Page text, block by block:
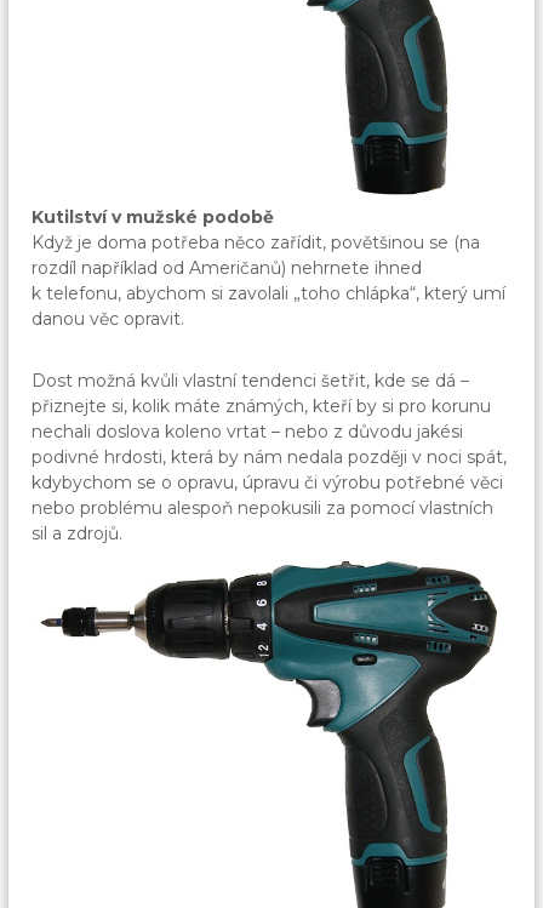
Kutilství v mužské podobě
Když je doma potřeba něco zařídit, povětšinou se (na
rozdíl například od Američanů) nehrnete ihned
k telefonu, abychom si zavolali „toho chlápka“, který umí
danou věc opravit.
Dost možná kvůli vlastní tendenci šetřit, kde se dá –
přiznejte si, kolik máte známých, kteří by si pro korunu
nechali doslova koleno vrtat – nebo z důvodu jakési
podivné hrdosti, která by nám nedala později v noci spát,
kdybychom se o opravu, úpravu či výrobu potřebné věci
nebo problému alespoň nepokusili za pomocí vlastních
sil a zdrojů.